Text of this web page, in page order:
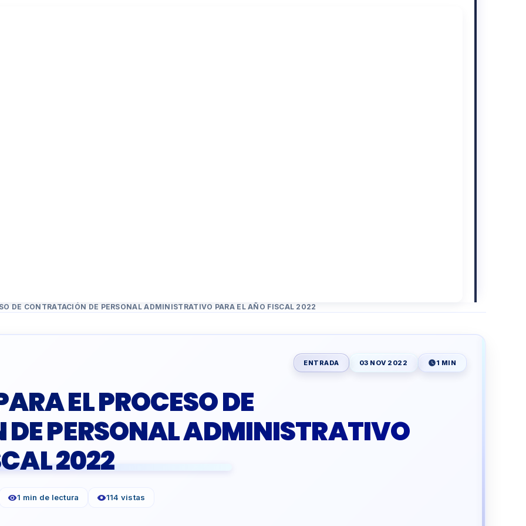
DE CONTRATACIÓN DE PERSONAL ADMINISTRATIVO PARA EL AÑO FISCAL 2022
ENTRADA 03 NOV 2022 1 MIN
EL PROCESO DE
PERSONAL ADMINISTRATIVO
2022
1 min de lectura 114 vistas